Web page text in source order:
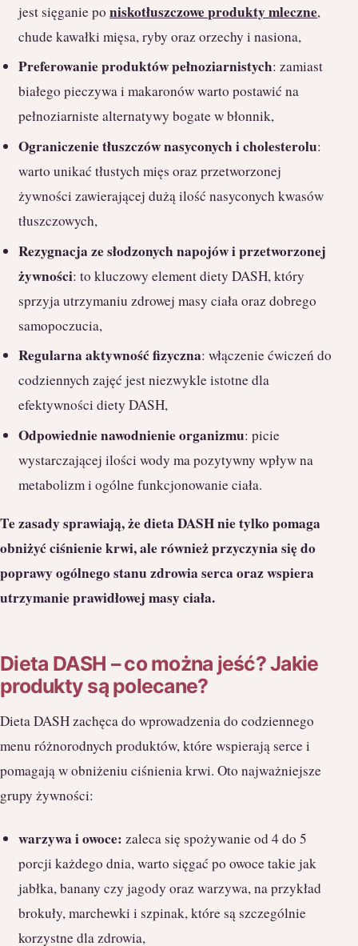
jest sięganie poniskotłuszczowe produkty mleczne,
chude kawałki mięsa, ryby oraz orzechy i nasiona,
Preferowanie produktów pełnoziarnistych: zamiast
białego pieczywa i makaronów warto postawić na
pełnoziarniste alternatywy bogate w błonnik,
Ograniczenie tłuszczów nasyconych i cholesterolu:
warto unikać tłustych mięs oraz przetworzonej
żywności zawierającej dużą ilość nasyconych kwasów
tłuszczowych,
Rezygnacja ze słodzonych napojów i przetworzonej
żywności: to kluczowy element diety DASH, który
sprzyja utrzymaniu zdrowej masy ciała oraz dobrego
samopoczucia,
Regularna aktywność fizyczna: włączenie ćwiczeń do
codziennych zajęć jest niezwykle istotne dla
efektywności diety DASH,
Odpowiednie nawodnienie organizmu: picie
wystarczającej ilości wody ma pozytywny wpływ na
metabolizm i ogólne funkcjonowanie ciała.
Te zasady sprawiają, że dieta DASH nie tylko pomaga
obniżyć ciśnienie krwi, ale również przyczynia się do
poprawy ogólnego stanu zdrowia serca oraz wspiera
utrzymanie prawidłowej masy ciała.
Dieta DASH – co można jeść? Jakie
produkty są polecane?
Dieta DASH zachęca do wprowadzenia do codziennego
menu różnorodnych produktów, które wspierają serce i
pomagają w obniżeniu ciśnienia krwi. Oto najważniejsze
grupy żywności:
warzywa i owoce: zaleca się spożywanie od 4 do 5
porcji każdego dnia, warto sięgać po owoce takie jak
jabłka, banany czy jagody oraz warzywa, na przykład
brokuły, marchewki i szpinak, które są szczególnie
korzystne dla zdrowia,